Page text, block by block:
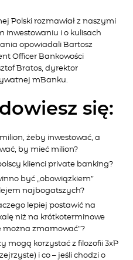
Polski rozmawiał z naszymi
inwestowaniu i o kulisach
opowiadali Bartosz
Officer Bankowości
Bratos, dyrektor
mBanku.
się:
żeby inwestować, a
by mieć milion?
klienci private banking?
być „obowiązkiem”
najbogatszych?
lepiej postawić na
niż na krótkoterminowe
można zmarnować”?
mogą korzystać z filozofii 3xP
i co – jeśli chodzi o